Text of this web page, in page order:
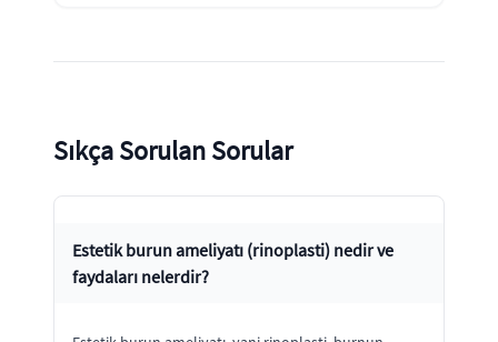
Sıkça Sorulan Sorular
Estetik burun ameliyatı (rinoplasti) nedir ve
faydaları nelerdir?